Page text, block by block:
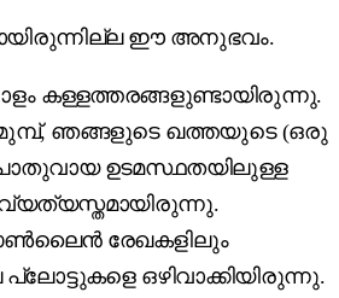
ഈ അനുഭവം.
കള്ളത്തരങ്ങളുണ്ടായിരുന്നു.
ഞങ്ങളുടെ ഖത്തയുടെ (ഒരു
ഉടമസ്ഥതയിലുള്ള
വ്യത്യസ്തമായിരുന്നു.
രേഖകളിലും
പ്ലോട്ടുകളെ ഒഴിവാക്കിയിരുന്നു.